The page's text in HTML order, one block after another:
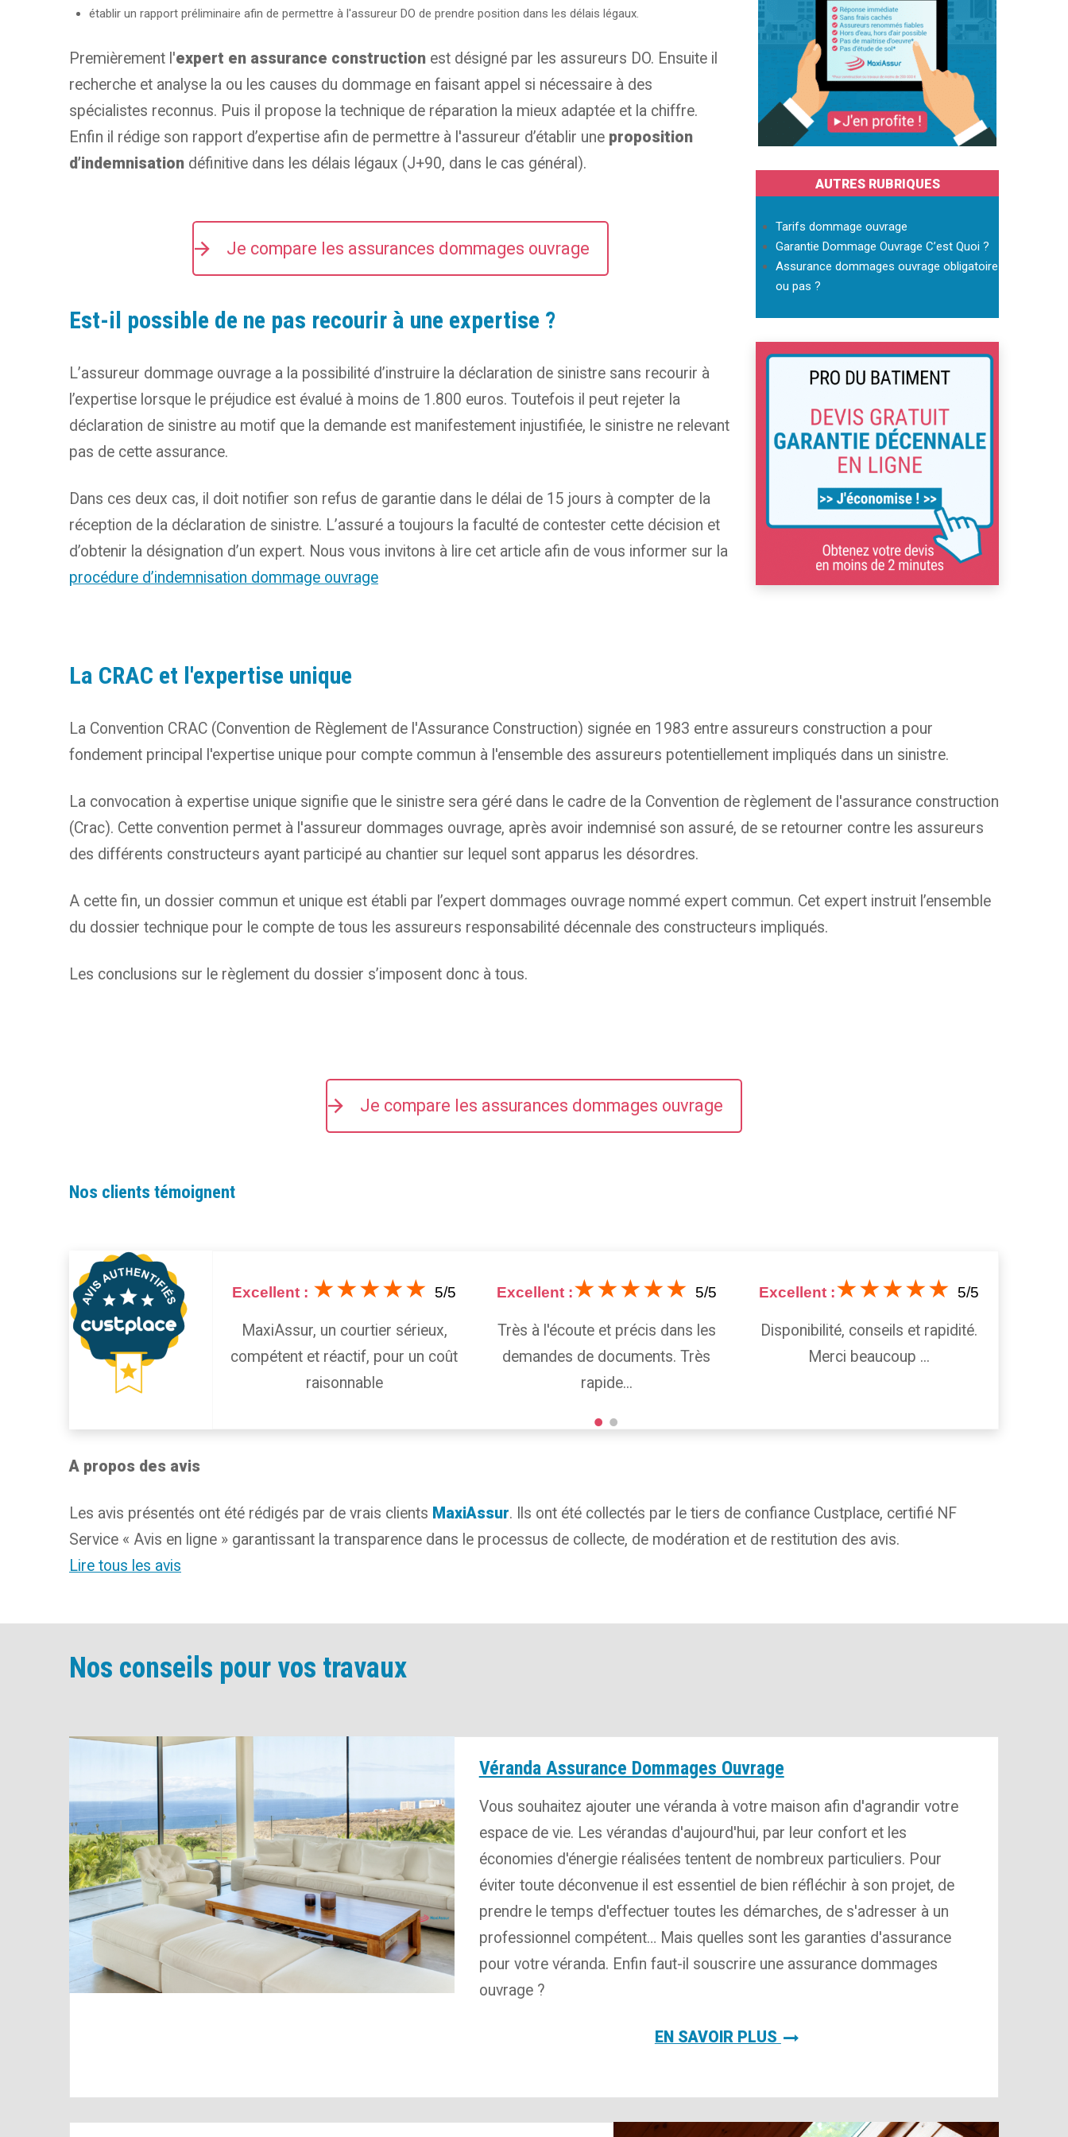
établir un rapport préliminaire afin de permettre à l'assureur DO de prendre position dans les délais légaux.
Premièrement l'expert en assurance construction est désigné par les assureurs DO. Ensuite il
recherche et analyse la ou les causes du dommage en faisant appel si nécessaire à des
spécialistes reconnus. Puis il propose la technique de réparation la mieux adaptée et la chiffre.
Enfin il rédige son rapport d’expertise afin de permettre à l'assureur d’établir une proposition
d’indemnisation définitive dans les délais légaux (J+90, dans le cas général).
Je compare les assurances dommages ouvrage
Est-il possible de ne pas recourir à une expertise ?
L’assureur dommage ouvrage a la possibilité d’instruire la déclaration de sinistre sans recourir à
l’expertise lorsque le préjudice est évalué à moins de 1.800 euros. Toutefois il peut rejeter la
déclaration de sinistre au motif que la demande est manifestement injustifiée, le sinistre ne relevant
pas de cette assurance.
Dans ces deux cas, il doit notifier son refus de garantie dans le délai de 15 jours à compter de la
réception de la déclaration de sinistre. L’assuré a toujours la faculté de contester cette décision et
d’obtenir la désignation d’un expert. Nous vous invitons à lire cet article afin de vous informer sur la
procédure d’indemnisation dommage ouvrage
AUTRES RUBRIQUES
Tarifs dommage ouvrage
Garantie Dommage Ouvrage C’est Quoi ?
Assurance dommages ouvrage obligatoire
ou pas ?
La CRAC et l'expertise unique
La Convention CRAC (Convention de Règlement de l'Assurance Construction) signée en 1983 entre assureurs construction a pour
fondement principal l'expertise unique pour compte commun à l'ensemble des assureurs potentiellement impliqués dans un sinistre.
La convocation à expertise unique signifie que le sinistre sera géré dans le cadre de la Convention de règlement de l'assurance construction
(Crac). Cette convention permet à l'assureur dommages ouvrage, après avoir indemnisé son assuré, de se retourner contre les assureurs
des différents constructeurs ayant participé au chantier sur lequel sont apparus les désordres.
A cette fin, un dossier commun et unique est établi par l’expert dommages ouvrage nommé expert commun. Cet expert instruit l’ensemble
du dossier technique pour le compte de tous les assureurs responsabilité décennale des constructeurs impliqués.
Les conclusions sur le règlement du dossier s’imposent donc à tous.
Je compare les assurances dommages ouvrage
Nos clients témoignent
★★★★★5/5
avec une personne
pour poser des questions,
réponses précises.
Excellent : ★★★★★ 5/5
MaxiAssur, un courtier sérieux,
compétent et réactif, pour un coût
raisonnable
Excellent :★★★★★ 5/5
Très à l'écoute et précis dans les
demandes de documents. Très
rapide...
Excellent :★★★★★ 5/5
Disponibilité, conseils et rapidité.
Merci beaucoup ...
A propos des avis
Les avis présentés ont été rédigés par de vrais clients MaxiAssur.
Ils ont été collectés par le tiers de confiance Custplace, certifié NF
Service « Avis en ligne » garantissant la transparence dans le processus de collecte, de modération et de restitution des avis.
Lire tous les avis
Nos conseils pour vos travaux
Véranda Assurance Dommages Ouvrage
Vous souhaitez ajouter une véranda à votre maison afin d'agrandir votre
espace de vie. Les vérandas d'aujourd'hui, par leur confort et les
économies d'énergie réalisées tentent de nombreux particuliers. Pour
éviter toute déconvenue il est essentiel de bien réfléchir à son projet, de
prendre le temps d'effectuer toutes les démarches, de s'adresser à un
professionnel compétent… Mais quelles sont les garanties d'assurance
pour votre véranda. Enfin faut-il souscrire une assurance dommages
ouvrage ?
EN SAVOIR PLUS